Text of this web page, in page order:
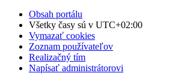
Obsah portálu
Všetky časy sú v UTC+02:00
Vymazať cookies
Zoznam používateľov
Realizačný tím
Napísať administrátorovi